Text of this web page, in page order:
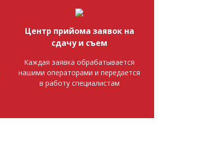
Центр прийома заявок на
сдачу и съем
Каждая заявка обрабатывается
нашими операторами и передается
в работу специалистам